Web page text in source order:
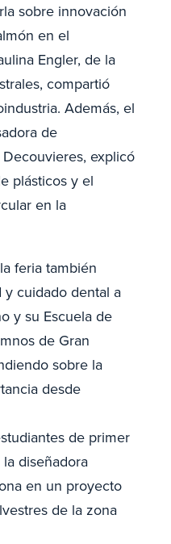
sobre innovación
en el
Engler, de la
compartió
Además, el
de
explicó
plásticos y el
en la
feria también
cuidado dental a
y su Escuela de
de Gran
sobre la
desde
de primer
diseñadora
en un proyecto
de la zona